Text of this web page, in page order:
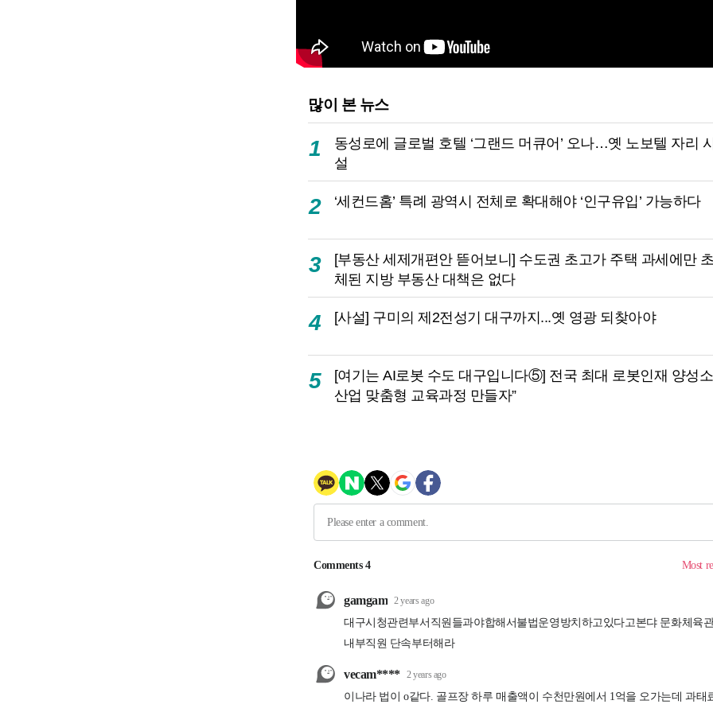
많이 본 뉴스
1
동성로에 글로벌 호텔 ‘그랜드 머큐어’ 오나…옛 노보텔 자리
설
2 ‘세컨드홈’ 특례 광역시 전체로 확대해야 ‘인구유입’ 가능하다
3
[부동산 세제개편안 뜯어보니] 수도권 초고가 주택 과세에만
체된 지방 부동산 대책은 없다
4 [사설] 구미의 제2전성기 대구까지...옛 영광 되찾아야
5
[여기는 AI로봇 수도 대구입니다⑤] 전국 최대 로봇인재 양성
산업 맞춤형 교육과정 만들자”